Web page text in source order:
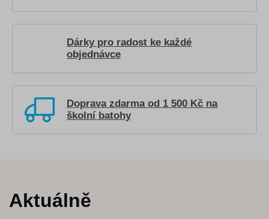
Dárky pro radost ke každé
objednávce
Doprava zdarma od 1 500 Kč na
školní batohy
Aktuálně